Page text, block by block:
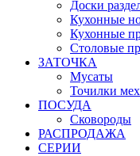
Доски
Кухонные
Кухонные
Столовые
ЗАТОЧКА
Мусаты
Точилки
ПОСУДА
Сковороды
РАСПРОДАЖА
СЕРИИ